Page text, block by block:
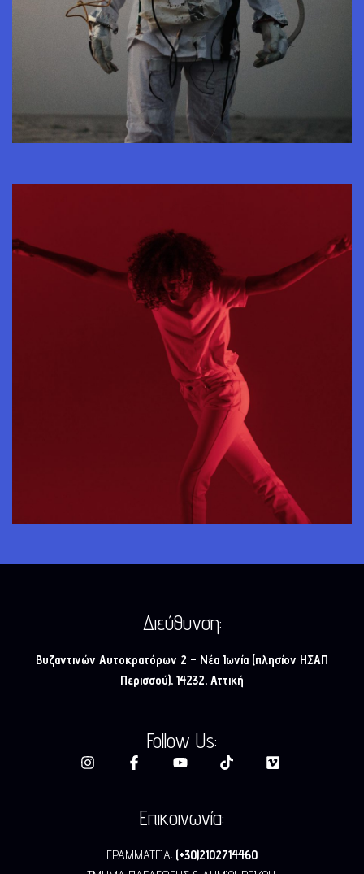
Διεύθυνση:
Βυζαντινών Αυτοκρατόρων 2 – Νέα Ιωνία (πλησίον ΗΣΑΠ
Περισσού), 14232, Αττική
Follow Us:
Επικοινωνία:
ΓΡΑΜΜΑΤΕΙΑ: (+30)2102714460